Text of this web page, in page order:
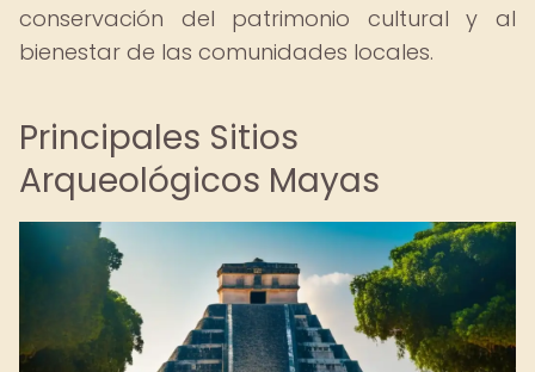
conservación del patrimonio cultural y al
bienestar de las comunidades locales.
Principales Sitios
Arqueológicos Mayas